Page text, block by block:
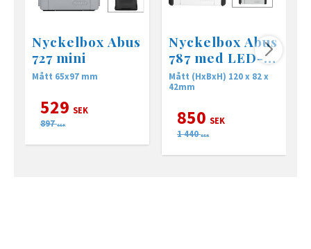
Nyckelbox Abus
727 mini
Mått 65x97 mm
529 SEK
897 SEK
Nyckelbox Abus
787 med LED-
belysning
Mått (HxBxH) 120 x 82 x
42mm
850 SEK
1 440 SEK